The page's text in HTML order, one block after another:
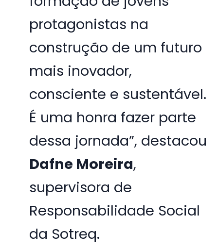
protagonistas na
construção de um futuro
mais inovador,
consciente e sustentável.
É uma honra fazer parte
dessa jornada”, destacou
Dafne Moreira,
supervisora de
Responsabilidade Social
da Sotreq.